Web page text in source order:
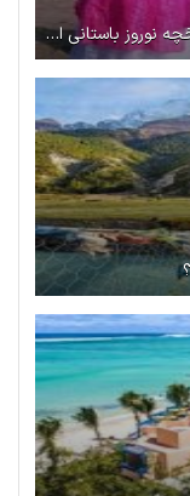
تاریخچه عید نوروز به زبان ساده | معرفی تاریخچه نوروز باستانی ایران